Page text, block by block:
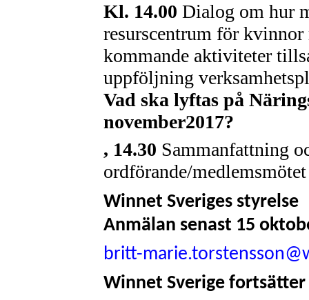
Kl. 14.00 Dialog om hur
resurscentrum för
kommande aktiviteter
uppföljning
Vad ska lyftas på
november2017?
, 14.30 Sammanfattning
ordförande/
Winnet Sveriges styrelse
Anmälan senast 15
britt-
Winnet Sverige fortsätter